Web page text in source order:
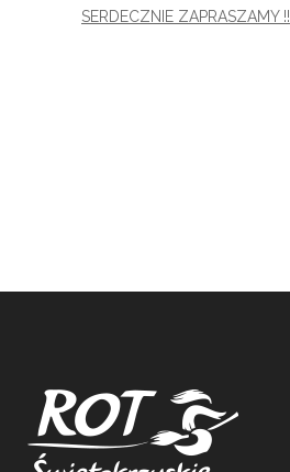
SERDECZNIE ZAPRASZAMY !!